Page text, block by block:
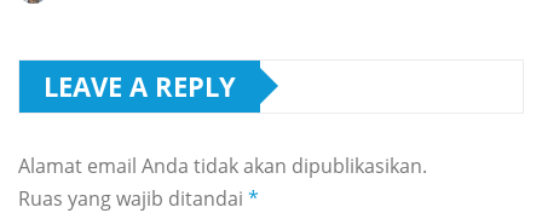
LEAVE A REPLY
Alamat email Anda tidak akan dipublikasikan.
Ruas yang wajib ditandai *